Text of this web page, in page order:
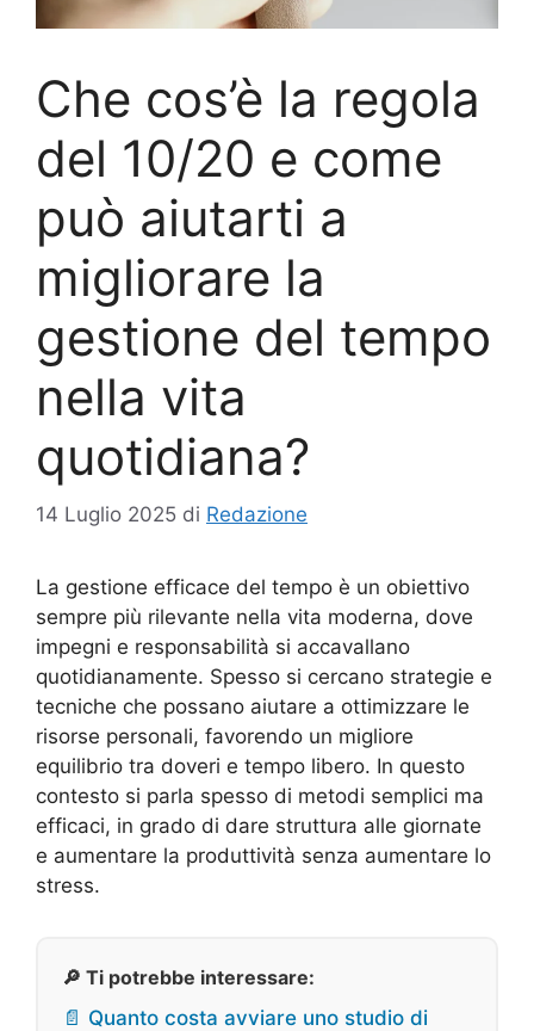
Che cos’è la regola
del 10/20 e come
può aiutarti a
migliorare la
gestione del tempo
nella vita
quotidiana?
14 Luglio 2025 di Redazione
La gestione efficace del tempo è un obiettivo
sempre più rilevante nella vita moderna, dove
impegni e responsabilità si accavallano
quotidianamente. Spesso si cercano strategie e
tecniche che possano aiutare a ottimizzare le
risorse personali, favorendo un migliore
equilibrio tra doveri e tempo libero. In questo
contesto si parla spesso di metodi semplici ma
efficaci, in grado di dare struttura alle giornate
e aumentare la produttività senza aumentare lo
stress.
🔎 Ti potrebbe interessare:
📄 Quanto costa avviare uno studio di